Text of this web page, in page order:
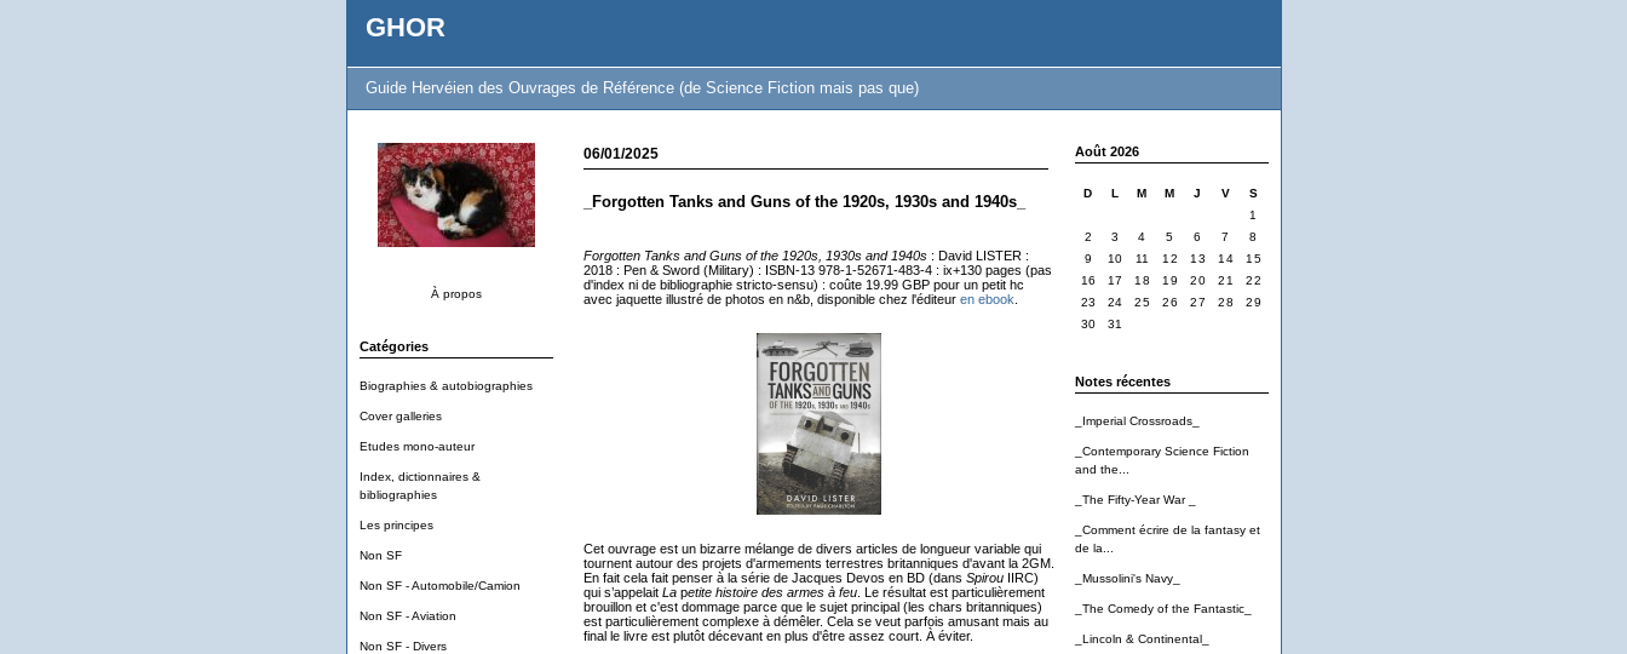
GHOR
Guide Hervéien des Ouvrages de Référence (de Science Fiction mais pas que)
À propos
Catégories
Biographies & autobiographies
Cover galleries
Etudes mono-auteur
Index, dictionnaires &
bibliographies
Les principes
Non SF
Non SF - Automobile/Camion
Non SF - Aviation
Non SF - Divers
Août 2026
D L M M J V
S
1
2
3 4 5 6 7
8
9
10 11 12 13 14
15
16
17 18 19 20 21
22
23
24 25 26 27 28
29
30
31
Notes récentes
_Imperial Crossroads_
_Contemporary Science Fiction
and the...
_The Fifty-Year War _
_Comment écrire de la fantasy et
de la...
_Mussolini's Navy_
_The Comedy of the Fantastic_
_Lincoln & Continental_
06/01/2025
_Forgotten Tanks and Guns of the 1920s, 1930s and 1940s_
Forgotten Tanks and Guns of the 1920s, 1930s and 1940s: David LISTER :
2018 : Pen & Sword (Military) : ISBN-13 978-1-52671-483-4 : ix+130 pages (pas
d'index ni de bibliographie stricto-sensu) : coûte 19.99 GBP pour un petit hc
avec jaquette illustré de photos en n&b, disponible chez l'éditeur en ebook
Cet ouvrage est un bizarre mélange de divers articles de longueur variable qui
tournent autour des projets d'armements terrestres britanniques d'avant la 2GM.
En fait cela fait penser à la série de Jacques Devos en BD (dans Spirou IIRC)
qui s’appelait La petite histoire des armes à feu. Le résultat est particulièrement
brouillon et c'est dommage parce que le sujet principal (les chars britanniques)
est particulièrement complexe à démêler. Cela se veut parfois amusant mais au
final le livre est plutôt décevant en plus d'être assez court. À éviter.